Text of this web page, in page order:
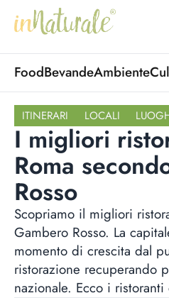
FoodBevandeAmbiente
ITINERARI LOCALI
I migliori
Roma
Rosso
Scopriamo il migliori
Gambero Rosso. La
momento di crescita dal
ristorazione recuperando
nazionale. Ecco i ristoranti